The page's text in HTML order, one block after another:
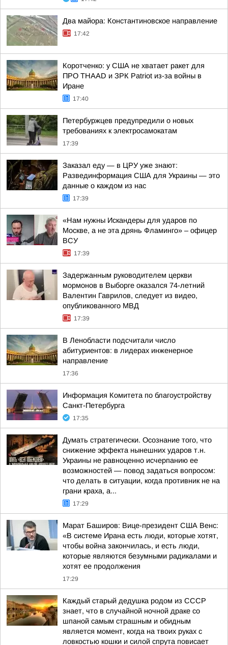
Два майора: Константиновское направление
17:42
Коротченко: у США не хватает ракет для
ПРО THAAD и ЗРК Patriot из-за войны в
Иране
17:40
Петербуржцев предупредили о новых
требованиях к электросамокатам
17:39
Заказал еду — в ЦРУ уже знают:
Развединформация США для Украины — это
данные о каждом из нас
17:39
«Нам нужны Искандеры для ударов по
Москве, а не эта дрянь Фламинго» – офицер
ВСУ
17:39
Задержанным руководителем церкви
мормонов в Выборге оказался 74-летний
Валентин Гаврилов, следует из видео,
опубликованного МВД
17:39
В Ленобласти подсчитали число
абитуриентов: в лидерах инженерное
направление
17:36
Информация Комитета по благоустройству
Санкт-Петербурга
17:35
Думать стратегически. Осознание того, что
снижение эффекта нынешних ударов т.н.
Украины не равноценно исчерпанию ее
возможностей — повод задаться вопросом:
что делать в ситуации, когда противник не на
грани краха, а...
17:29
Марат Баширов: Вице-президент США Венс:
«В системе Ирана есть люди, которые хотят,
чтобы война закончилась, и есть люди,
которые являются безумными радикалами и
хотят ее продолжения
17:29
Каждый старый дедушка родом из СССР
знает, что в случайной ночной драке со
шпаной самым страшным и обидным
является момент, когда на твоих руках с
ловкостью кошки и силой спрута повисает